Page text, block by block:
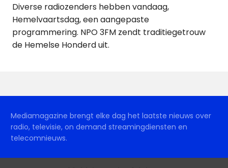
Diverse radiozenders hebben vandaag,
Hemelvaartsdag, een aangepaste
programmering. NPO 3FM zendt traditiegetrouw
de Hemelse Honderd uit.
Mediamagazine brengt elke dag het laatste nieuws over
radio, televisie, on demand streamingdiensten en
telecomnieuws.